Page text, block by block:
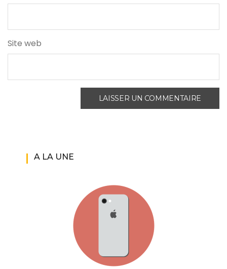
Site web
A LA UNE